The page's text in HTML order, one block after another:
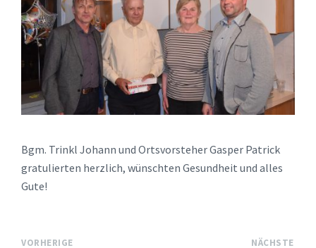
Bgm. Trinkl Johann und Ortsvorsteher Gasper Patrick
gratulierten herzlich, wünschten Gesundheit und alles
Gute!
VORHERIGE NÄCHSTE